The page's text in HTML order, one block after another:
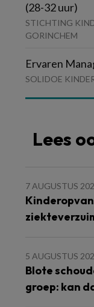
(28-32 uur)
STICHTING
GORINCHEM
Ervaren
SOLIDOE
Lees
7 AUGUSTUS
5 AUGUSTUS
Blote
groep: kan